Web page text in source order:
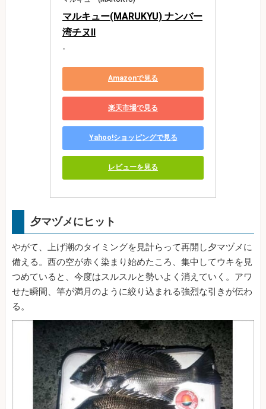
マルキュー(MARUKYU) ナンバー
湾チヌII
-
Amazonで見る
楽天市場で見る
Yahoo!ショッピングで見る
レビューを見る
夕マヅメにヒット
やがて、上げ潮のタイミングを見計らって再開し夕マヅメに
備える。西の空が赤く染まり始めたころ、集中してウキを見
つめていると、今度はスルスルと勢いよく消えていく。アワ
せた瞬間、竿が満月のように絞り込まれる強烈な引きが伝わ
る。